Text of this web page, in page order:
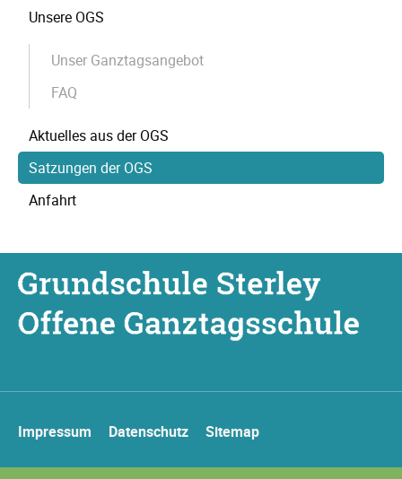
überspringen
Unsere OGS
Unser Ganztagsangebot
FAQ
Aktuelles aus der OGS
Satzungen der OGS
Anfahrt
überspringen
Impressum Datenschutz Sitemap